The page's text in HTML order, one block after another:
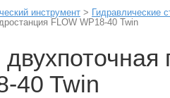
инструмент > Гидравлические
FLOW WP18-40 Twin
40 Twin